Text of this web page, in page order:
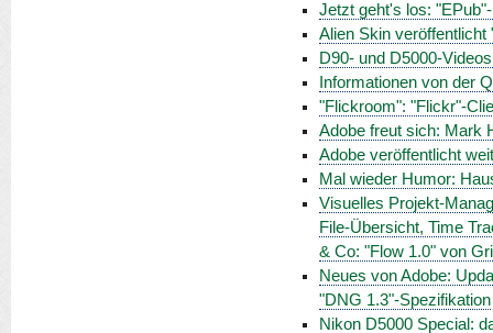
Jetzt geht's los:
Alien Skin veröffentlicht
D90- und D5000-
Informationen von der
"Flickroom": "Flickr"-
Adobe freut sich: Mark
Adobe veröffentlicht
Mal wieder Humor:
Visuelles Projekt-
File-Übersicht, Time
& Co: "Flow 1.0" von
Neues von Adobe:
"DNG 1.3"-Spezifikation
Nikon D5000 Special: